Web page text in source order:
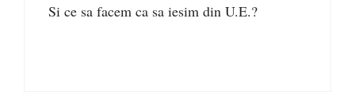
Si ce sa facem ca sa iesim din U.E.?